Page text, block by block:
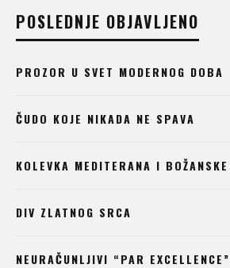
POSLEDNJE OBJAVLJENO
PROZOR U SVET MODERNOG DOBA
ČUDO KOJE NIKADA NE SPAVA
KOLEVKA MEDITERANA I
DIV ZLATNOG SRCA
NEURAČUNLJIVI “PAR EXCELLENCE”